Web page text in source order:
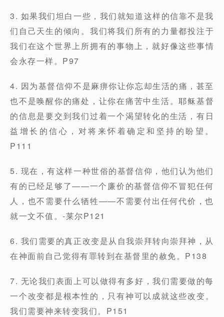
3. 如果我们坦白一些，我们就知道这样的信靠不是我
们自己天生的倾向。我们将我们所有的力量都投注于
我们在这个世界上所拥有的事物上，就好像这些事情
会永存一样。P97
4. 因为基督信仰不是麻痹你让你忘却生活的痛，甚至
也不是唤醒你的痛处，让你在痛苦中生活。耶稣基督
的信息是要交到我们过着一个渴望转化的生活，有日
益增长的信心，对将来怀着确定和坚持的盼望。
P111
5. 现在，有这样一种世俗的基督信仰，他们认为他们
有的已经足够了——一个廉价的基督信仰不冒犯任何
人，也不需要什么牺牲——不需要付出任何代价，也
就一文不值。-莱尔P121
6. 我们需要的真正改变是从自我崇拜转向崇拜神，从
在神面前自己觉得有罪转到在基督里的赦免。P138
7. 无论我们表面上可以做得有多好，我们需要做的每
一个改变都是根本性的，只有神可以成就这些改变。
我们需要神来转变我们。P151